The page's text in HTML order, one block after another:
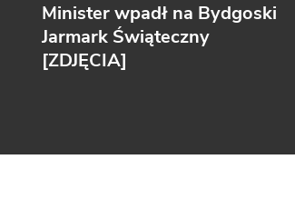
Minister wpadł na Bydgoski
Jarmark Świąteczny
[ZDJĘCIA]